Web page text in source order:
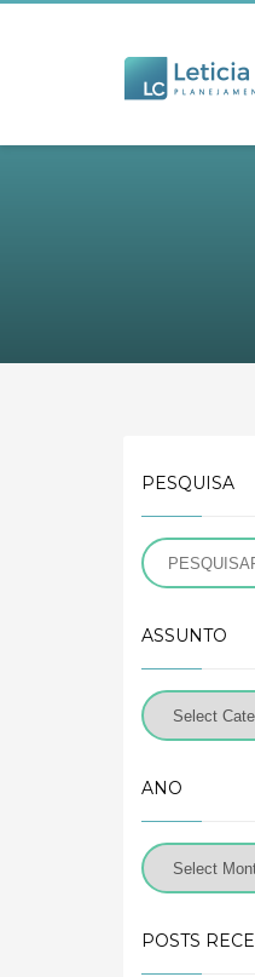
PESQUISA
ASSUNTO
ANO
POSTS